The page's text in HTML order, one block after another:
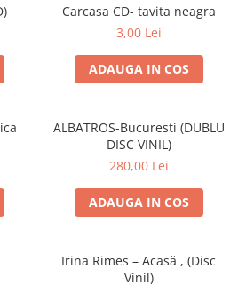
Carcasa CD- tavita neagra
3,00 Lei
ADAUGA IN COS
ALBATROS-Bucuresti (DUBLU
DISC VINIL)
280,00 Lei
ADAUGA IN COS
Irina Rimes – Acasă , (Disc
Vinil)